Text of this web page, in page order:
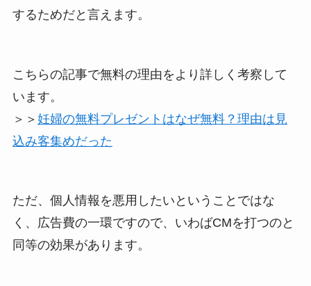
するためだと言えます。
こちらの記事で無料の理由をより詳しく考察して
います。
＞＞ 妊婦の無料プレゼントはなぜ無料？理由は見
込み客集めだった
ただ、個人情報を悪用したいということではな
く、広告費の一環ですので、いわばCMを打つのと
同等の効果があります。